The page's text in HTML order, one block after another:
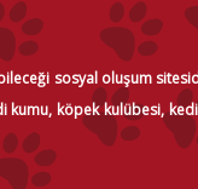
sosyal oluşum
köpek kulübesi,